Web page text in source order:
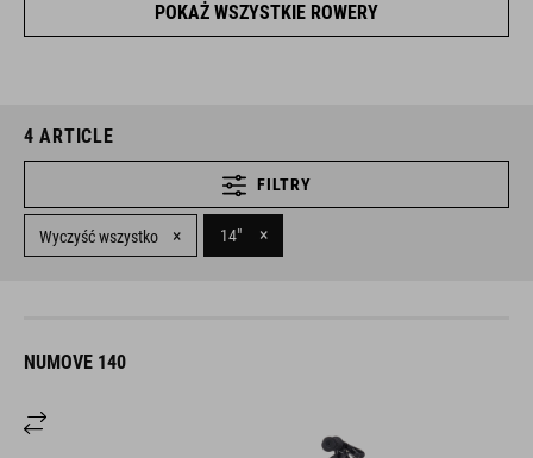
POKAŻ WSZYSTKIE ROWERY
4 ARTICLE
FILTRY
Wyczyść wszystko × 14" ×
NUMOVE 140